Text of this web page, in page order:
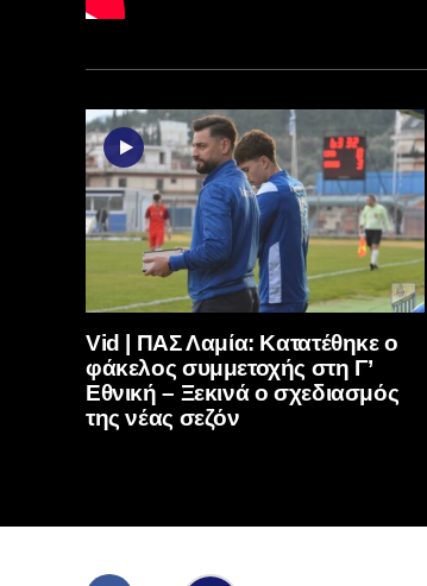
Vid | ΠΑΣ Λαμία: Κατατέθηκε ο
φάκελος συμμετοχής στη Γ’
Εθνική – Ξεκινά ο σχεδιασμός
της νέας σεζόν